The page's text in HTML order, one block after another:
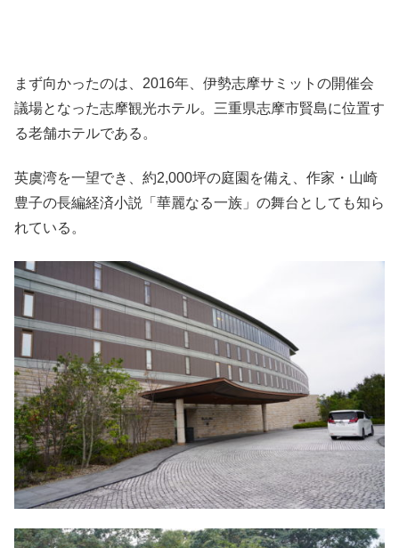
まず向かったのは、2016年、伊勢志摩サミットの開催会
議場となった志摩観光ホテル。三重県志摩市賢島に位置す
る老舗ホテルである。
英虞湾を一望でき、約2,000坪の庭園を備え、作家・山崎
豊子の長編経済小説「華麗なる一族」の舞台としても知ら
れている。